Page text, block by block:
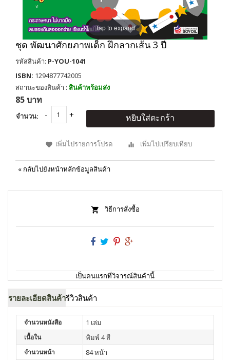
Tap to expand
ชุด พัฒนาศักยภาพเด็ก ฝึกลากเส้น 3 ปี
รหัสสินค้า: P-YOU-1041
ISBN: 1294877742005
สถานะของสินค้า : สินค้าพร้อมส่ง
85 บาท
จำนวน: หยิบใส่ตะกร้า
เพิ่มไปรายการโปรด เพิ่มไปเปรียบเทียบ
« กลับไปยังหน้าหลักข้อมูลสินค้า
วิธีการสั่งซื้อ
เป็นคนแรกที่วิจารณ์สินค้านี้
รายละเอียดสินค้ารีวิวสินค้า
จำนวนหนังสือ 1 เล่ม
เนื้อใน พิมพ์ 4 สี
จำนวนหน้า 84 หน้า